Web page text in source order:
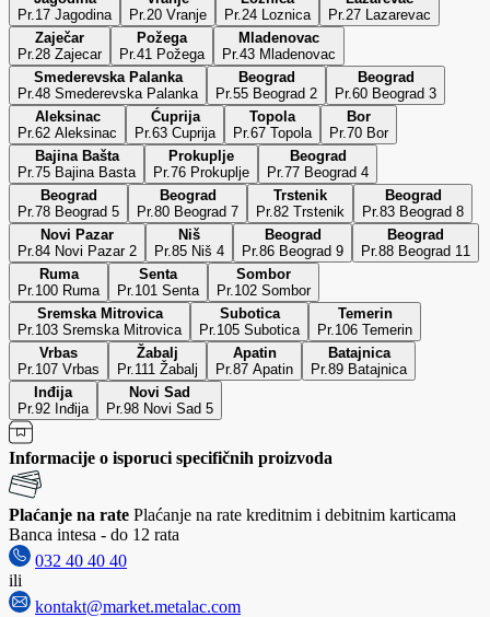
Pr.17 Jagodina
Pr.20 Vranje
Pr.24 Loznica
Pr.27 Lazarevac
Zaječar
Pr.28 Zajecar
Požega
Pr.41 Požega
Mladenovac
Pr.43 Mladenovac
Smederevska Palanka
Pr.48 Smederevska Palanka
Beograd
Pr.55 Beograd 2
Beograd
Pr.60 Beograd 3
Aleksinac
Pr.62 Aleksinac
Ćuprija
Pr.63 Cuprija
Topola
Pr.67 Topola
Bor
Pr.70 Bor
Bajina Bašta
Pr.75 Bajina Basta
Prokuplje
Pr.76 Prokuplje
Beograd
Pr.77 Beograd 4
Beograd
Pr.78 Beograd 5
Beograd
Pr.80 Beograd 7
Trstenik
Pr.82 Trstenik
Beograd
Pr.83 Beograd 8
Novi Pazar
Pr.84 Novi Pazar 2
Niš
Pr.85 Niš 4
Beograd
Pr.86 Beograd 9
Beograd
Pr.88 Beograd 11
Ruma
Pr.100 Ruma
Senta
Pr.101 Senta
Sombor
Pr.102 Sombor
Sremska Mitrovica
Pr.103 Sremska Mitrovica
Subotica
Pr.105 Subotica
Temerin
Pr.106 Temerin
Vrbas
Pr.107 Vrbas
Žabalj
Pr.111 Žabalj
Apatin
Pr.87 Apatin
Batajnica
Pr.89 Batajnica
Inđija
Pr.92 Inđija
Novi Sad
Pr.98 Novi Sad 5
Informacije o isporuci specifičnih proizvoda
Plaćanje na rate Plaćanje na rate kreditnim i debitnim karticama
Banca intesa - do 12 rata
032 40 40 40
ili
kontakt@market.metalac.com